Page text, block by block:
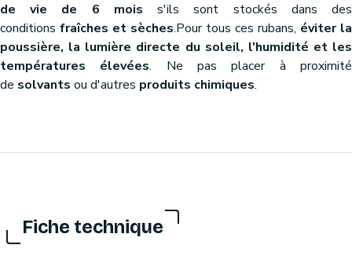
de vie de 6 mois s'ils sont stockés dans des
conditions fraîches et sèches.Pour tous ces rubans, éviter la
poussière, la lumière directe du soleil, l'humidité et les
températures élevées. Ne pas placer à proximité
de solvants ou d'autres produits chimiques.
Fiche technique